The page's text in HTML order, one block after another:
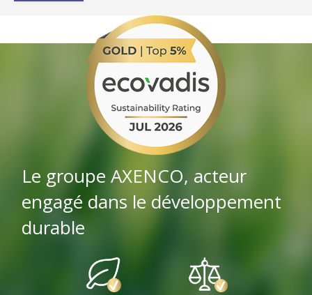
Le groupe AXENCO, acteur
engagé dans le développement
durable